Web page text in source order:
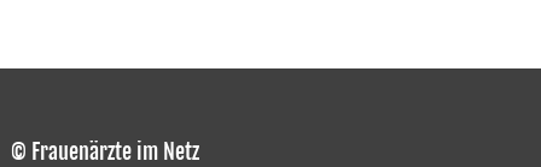
© Frauenärzte im Netz